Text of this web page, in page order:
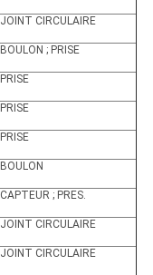
JOINT CIRCULAIRE
BOULON ; PRISE
PRISE
PRISE
PRISE
BOULON
CAPTEUR ; PRES.
JOINT CIRCULAIRE
JOINT CIRCULAIRE